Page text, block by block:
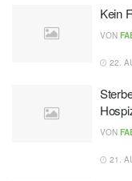
Kein
VON
22.
VON
21.